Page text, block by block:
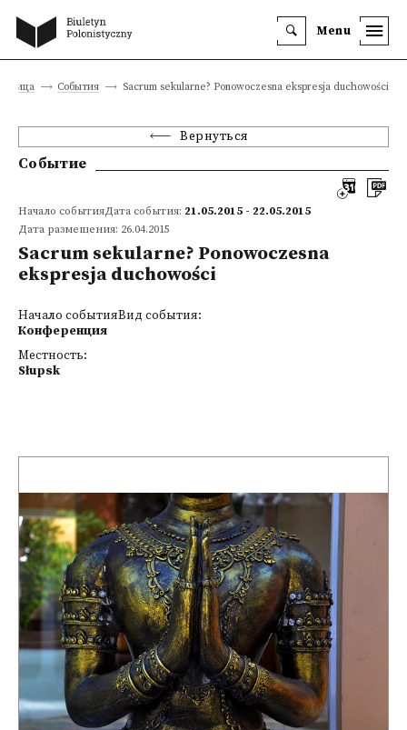
Menu
События Sacrum sekularne? Ponowoczesna ekspresja duchowości
Вернуться
Событие
Начало событияДата события: 21.05.2015 - 22.05.2015
Дата размещения: 26.04.2015
Sacrum sekularne? Ponowoczesna
ekspresja duchowości
Начало событияВид события:
Конференция
Местность:
Słupsk